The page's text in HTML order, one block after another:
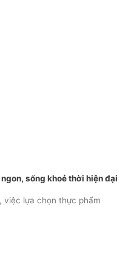
sống khoẻ thời hiện đại
việc lựa chọn thực phẩm